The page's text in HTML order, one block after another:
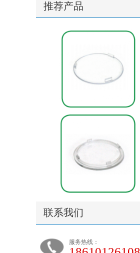
推荐产品
联系我们
服务热线：